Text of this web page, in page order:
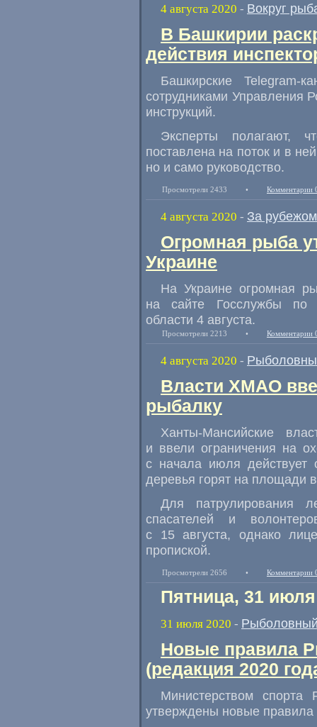
4 августа 2020 - Вокруг
В Башкирии
действия
Башкирские Telegram-
сотрудниками Управления
инструкций.
Эксперты полагают,
поставлена на поток и в
но и само руководство.
Просмотрели 2433 • Комментарии
4 августа 2020 - За рубежом
Огромная рыба
Украине
На Украине огромная
на сайте Госслужбы по
области 4 августа.
Просмотрели 2213 • Комментарии
4 августа 2020 -
Власти ХМАО
рыбалку
Ханты-Мансийские
и ввели ограничения на
с начала июля действует
деревья горят на площади
Для патрулирования
спасателей и
с 15 августа,
однако
пропиской.
Просмотрели 2656 • Комментарии
Пятница, 31
31 июля 2020 -
Новые правила
(редакция 2020
Министерством
утверждены новые правила